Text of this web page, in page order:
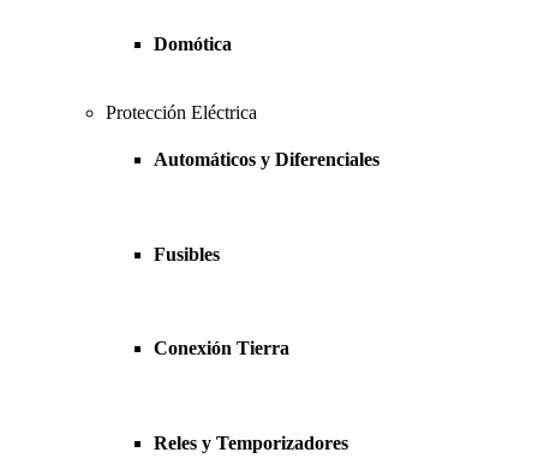
Domótica
Protección Eléctrica
Automáticos y Diferenciales
Fusibles
Conexión Tierra
Reles y Temporizadores